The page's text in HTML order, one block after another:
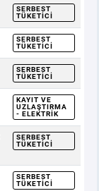
SERBEST
TÜKETICI
SERBEST
TÜKETICI
SERBEST
TÜKETICI
KAYIT VE
UZLAŞTIRMA
- ELEKTRIK
SERBEST
TÜKETICI
SERBEST
TÜKETICI